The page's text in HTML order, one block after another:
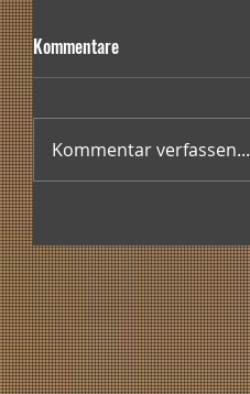
Kommentare
Kommentar verfassen...